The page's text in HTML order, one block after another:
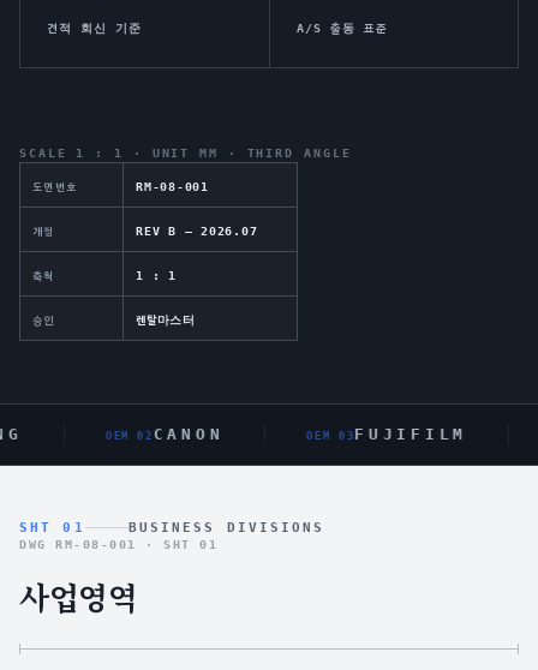
견적 회신 기준 A/S 출동 표준
SCALE 1 : 1 · UNIT MM · THIRD ANGLE
도면번호 RM-08-001
개정 REV B — 2026.07
축척 1 : 1
승인 렌탈마스터
OEM 0 2CANON OEM 0 3FUJIFILM
SHT 01 BUSINESS DIVISIONS
DWG RM-08-001 ·SHT 01
사업영역